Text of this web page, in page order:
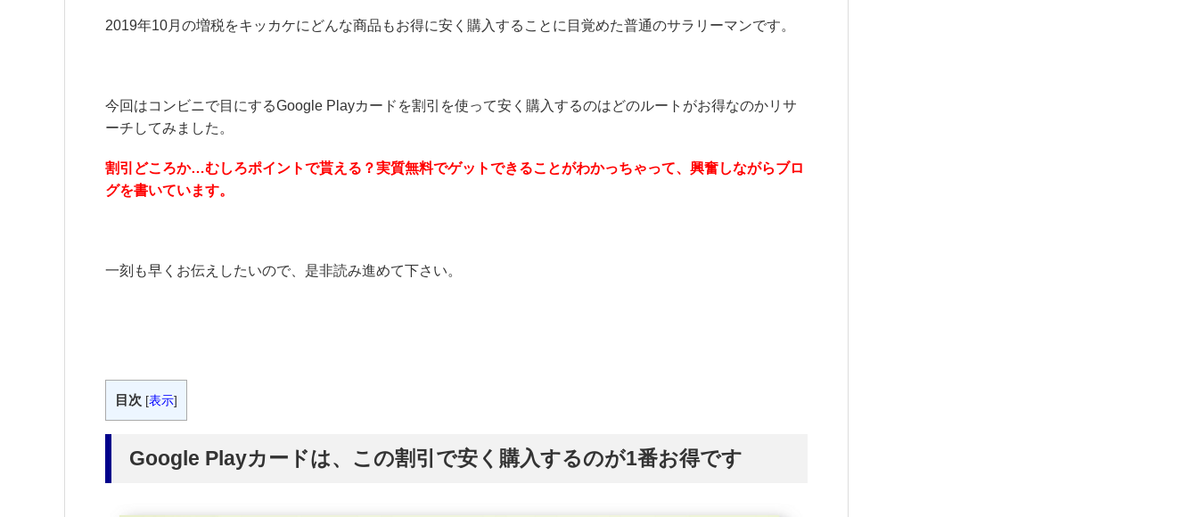
2019年10月の増税をキッカケにどんな商品もお得に安く購入することに目覚めた普通のサラリーマンです。
今回はコンビニで目にするGoogle Playカードを割引を使って安く購入するのはどのルートがお得なのかリサ
ーチしてみました。
割引どころか…むしろポイントで貰える？実質無料でゲットできることがわかっちゃって、興奮しながらブロ
グを書いています。
一刻も早くお伝えしたいので、是非読み進めて下さい。
目次 [表示]
Google Playカードは、この割引で安く購入するのが1番お得です